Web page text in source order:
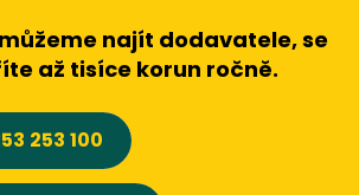
najít dodavatele, se
až tisíce korun ročně.
253 100